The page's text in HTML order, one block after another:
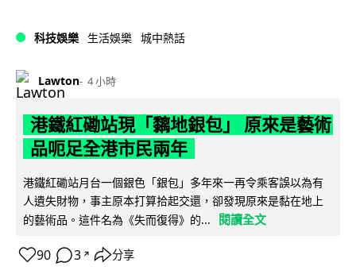
科技娛樂 生活娛樂 城中熱話
Lawton 4 小時
港鐵紅磡站現「黐地銀包」 原來是藝術
品呃足全港市民兩年
港鐵紅磡站月台一個銀色「銀包」多年來一再令乘客誤以為有
人遺失財物，事主原本打算拾起交還，卻發現原來是黏在地上
的藝術品。這件名為《失而復得》的...
閱讀全文
90 3 ↗ 分享